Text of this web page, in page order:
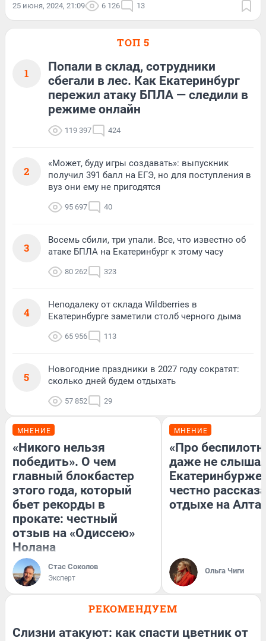
25 июня, 2024, 21:09 6 126 13
ТОП 5
1
Попали в склад, сотрудники
сбегали в лес. Как Екатеринбург
пережил атаку БПЛА — следили в
режиме онлайн
119 397 424
2
«Может, буду игры создавать»: выпускник
получил 391 балл на ЕГЭ, но для поступления в
вуз они ему не пригодятся
95 697 40
3
Восемь сбили, три упали. Все, что известно об
атаке БПЛА на Екатеринбург к этому часу
80 262 323
4
Неподалеку от склада Wildberries в
Екатеринбурге заметили столб черного дыма
65 956 113
5
Новогодние праздники в 2027 году сократят:
сколько дней будем отдыхать
57 852 29
МНЕНИЕ
«Никого нельзя
победить». О чем
главный блокбастер
этого года, который
бьет рекорды в
прокате: честный
отзыв на «Одиссею»
Нолана
Стас Соколов
Эксперт
МНЕНИЕ
«Про
даже не
честно
отдыхе на
Ольга Чиги
РЕКОМЕНДУЕМ
Слизни атакуют: как спасти цветник от